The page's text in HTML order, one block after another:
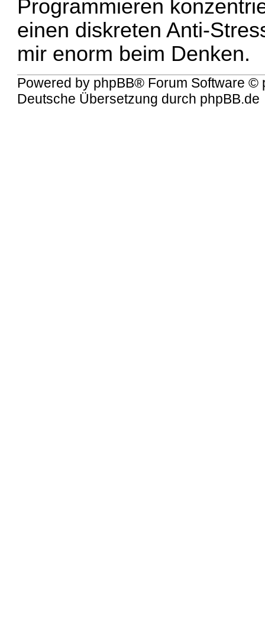
Programmieren
einen diskreten Anti-
mir enorm beim Denken.
Powered by phpBB® Forum Software ©
Deutsche Übersetzung durch phpBB.de